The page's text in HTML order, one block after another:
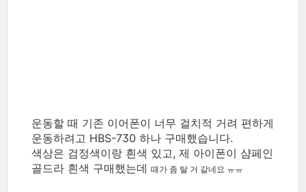
운동할 때 기존 이어폰이 너무 걸치적 거려 편하게
운동하려고 HBS-730 하나 구매했습니다.
색상은 검정색이랑 흰색 있고, 제 아이폰이 샴페인
골드라 흰색 구매했는데 때가 좀 탈 거 같네요 ㅠㅠ